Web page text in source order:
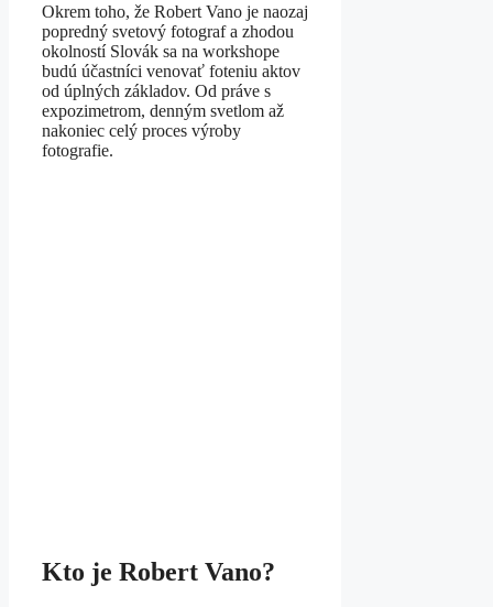
Okrem toho, že Robert Vano je naozaj
popredný svetový fotograf a zhodou
okolností Slovák sa na workshope
budú účastníci venovať foteniu aktov
od úplných základov. Od práve s
expozimetrom, denným svetlom až
nakoniec celý proces výroby
fotografie.
Kto je Robert Vano?